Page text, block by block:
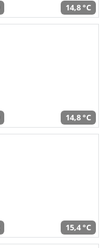
14,8 °C
14,8 °C
15,4 °C